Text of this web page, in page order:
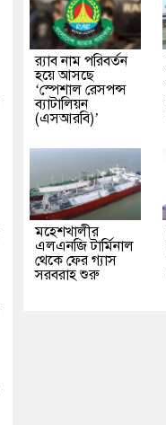
র‌্যাব নাম পরিবর্তন
হয়ে আসছে
‘স্পেশাল রেসপন্স
ব্যাটালিয়ন
(এসআরবি)’
মহেশখালীর
এলএনজি টার্মিনাল
থেকে ফের গ্যাস
সরবরাহ শুরু